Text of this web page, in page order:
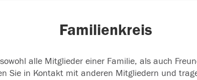
Familienkreis
alle Mitglieder einer Familie, als auch
Sie in Kontakt mit anderen Mitgliedern und